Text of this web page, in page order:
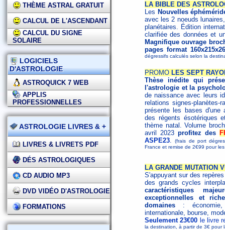
THÈME ASTRAL GRATUIT
CALCUL DE L'ASCENDANT
CALCUL DU SIGNE
SOLAIRE
LOGICIELS
D'ASTROLOGIE
ASTROQUICK 7 WEB
APPLIS
PROFESSIONNELLES
ASTROLOGIE LIVRES & +
LIVRES & LIVRETS PDF
DÉS ASTROLOGIQUES
CD AUDIO MP3
DVD VIDÉO D'ASTROLOGIE
FORMATIONS
LA BIBLE DES
Les Nouvelles
avec les 2 noeuds
planétaires. Édition
clarifiée des données et
Magnifique ouvrage
pages format
dégressifs calculés selon la
PROMO LES SEPT
Thèse inédite qui
l'astrologie et la
de naissance avec leurs
relations signes-planètes-
présente les bases d'une
des régents ésotériques
thème natal. Volume
avril 2023profitez des
ASPE23.(frais de port
France et remise de 2€99 pour
LA GRANDE MUTATION
S'appuyant sur des
des grands cycles
caractéristiques
exceptionnelles et
domaines : économie,
internationale, bourse,
Seulement 23€00 le livre
la destination, à partir de 3€ pour